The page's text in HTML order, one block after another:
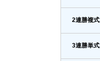
2連勝複式
3連勝単式